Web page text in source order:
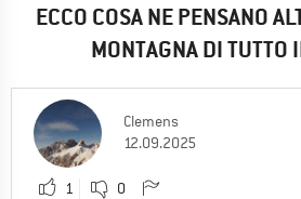
ECCO COSA NE PENSANO
MONTAGNA DI TUTTO
Clemens
12.09.2025
1 0